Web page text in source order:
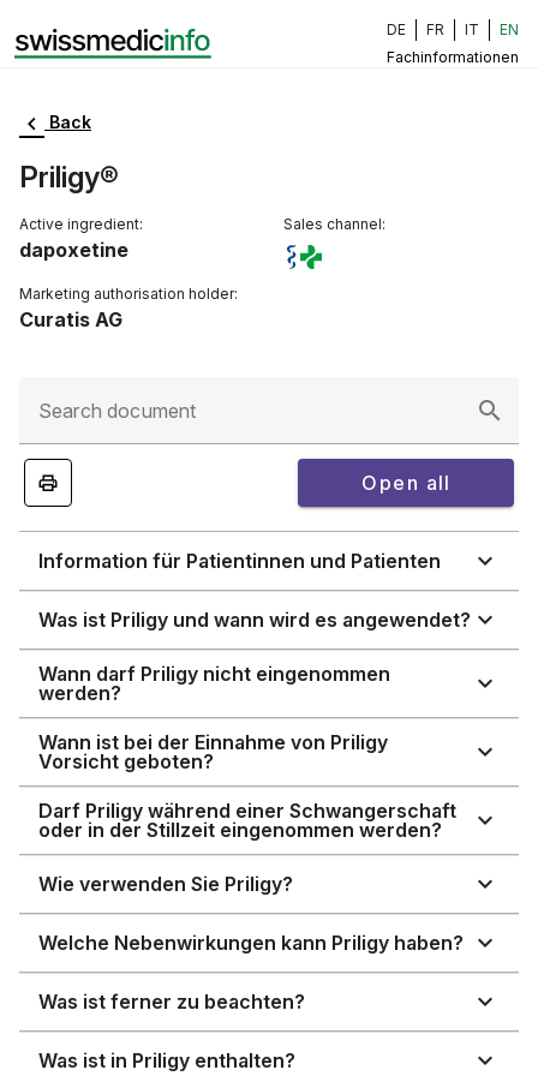
Fachinformationen
DE FR IT EN
Back
Priligy®
Active ingredient:
dapoxetine
Marketing authorisation holder:
Curatis AG
Sales channel:
Search document
Open all
Information für Patientinnen und Patienten
Was ist Priligy und wann wird es angewendet?
Wann darf Priligy nicht eingenommen
werden?
Wann ist bei der Einnahme von Priligy
Vorsicht geboten?
Darf Priligy während einer Schwangerschaft
oder in der Stillzeit eingenommen werden?
Wie verwenden Sie Priligy?
Welche Nebenwirkungen kann Priligy haben?
Was ist ferner zu beachten?
Was ist in Priligy enthalten?